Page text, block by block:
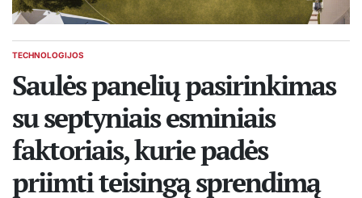
POSTED
TECHNOLOGIJOS
Saulės panelių pasirinkimas
su septyniais esminiais
faktoriais, kurie padės
priimti teisingą sprendimą